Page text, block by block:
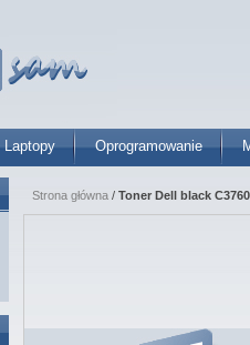
Laptopy Oprogramowanie
Strona główna / Toner Dell black